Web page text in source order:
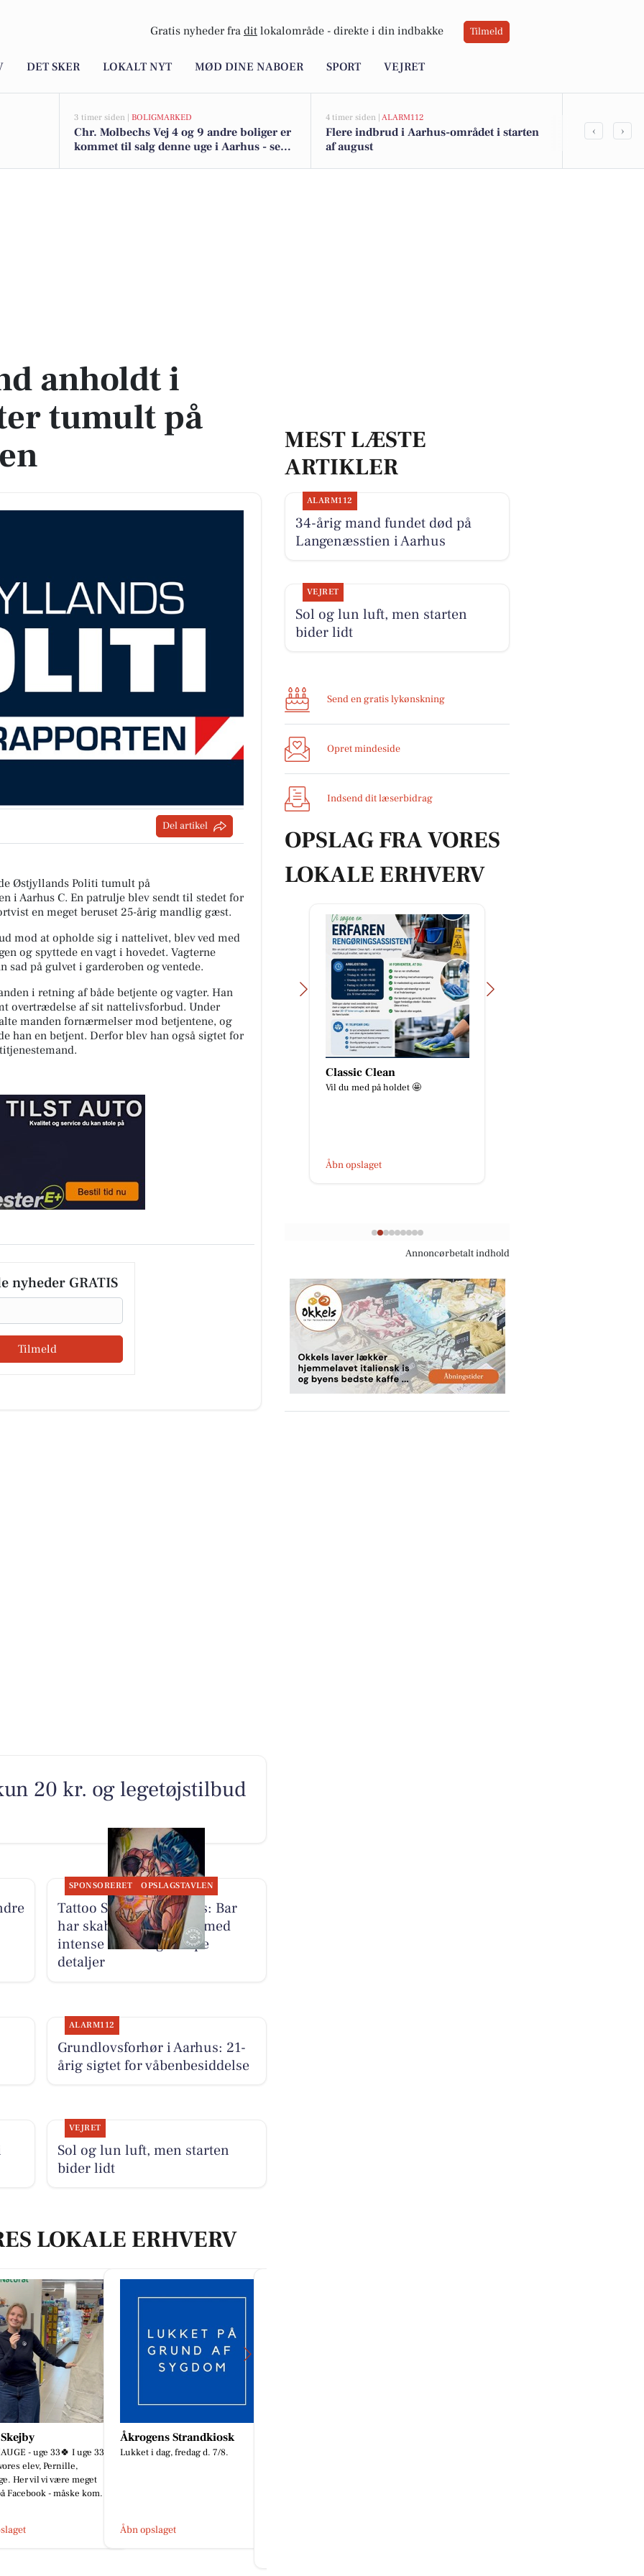
Gratis nyheder fra dit lokalområde - direkte i din indbakke Tilmeld
DET SKER LOKALT NYT MØD DINE NABOER SPORT VEJRET
3 timer siden | BOLIGMARKED
Chr. Molbechs Vej 4 og 9 andre boliger er
kommet til salg denne uge i Aarhus - se
4 timer siden | ALARM112
Flere indbrud i Aarhus-området i starten
af august
‹ ›
på Åboulevarden
anholdt i
tumult på
Del artikel
Østjyllands Politi tumult på
i Aarhus C. En patrulje blev sendt til stedet for
en meget beruset 25-årig mandlig gæst.
mod at opholde sig i nattelivet, blev ved med
og spyttede en vagt i hovedet. Vagterne
sad på gulvet i garderoben og ventede.
i retning af både betjente og vagter. Han
overtrædelse af sit nattelivsforbud. Under
manden fornærmelser mod betjentene, og
han en betjent. Derfor blev han også sigtet for
nyheder GRATIS
Tilmeld
MEST LÆSTE
ARTIKLER
ALARM112
34-årig mand fundet død på
Langenæsstien i Aarhus
VEJRET
Sol og lun luft, men starten
bider lidt
Send en gratis lykønskning
Opret mindeside
Indsend dit læserbidrag
OPSLAG FRA VORES
LOKALE ERHVERV
SPAR Skejby
🍀KLIMAUGE - uge 33🍀 I uge 33
Åbn opslaget
Annoncørbetalt indhold
20 kr. og legetøjstilbud
SPONSORERET OPSLAGSTAVLEN
Tattoo Studio 96 Aarhus: Bar
har skabt anime-tattoo med
intense farver og skarpe
detaljer
ALARM112
Grundlovsforhør i Aarhus: 21-
årig sigtet for våbenbesiddelse
VEJRET
Sol og lun luft, men starten
bider lidt
LOKALE ERHVERV
Strandkiosk
dag, fredag d. 7/8.
Min Bedste Ven
Hundetræning
mit...
Åbn opslaget